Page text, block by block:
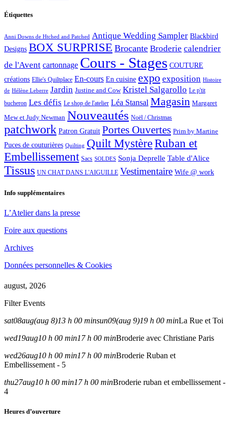
Étiquettes
Anni Downs de Htched and Patched Antique Wedding Sampler Blackbird
Designs BOX SURPRISE Brocante Broderie calendrier
de l'Avent cartonnage Cours - Stages COUTURE
créations Ellie's Quiltplace En-cours En cuisine expo exposition Histoire
de Hélène Leberre Jardin Justine and Cow Kristel Salgarollo Le p'tit
bucheron Les défis Le shop de l'atelier Léa Stansal Magasin Margaret
Mew et Judy Newman Nouveautés Noël / Christmas
patchwork Patron Gratuit Portes Ouvertes Prim by Martine
Puces de couturières Quilting Quilt MystèreRuban et
Embellissement Sacs SOLDES Sonja Deprelle Table d'Alice
Tissus UN CHAT DANS L'AIGUILLE Vestimentaire Wife @ work
Info supplémentaires
L’Atelier dans la presse
Foire aux questions
Archives
Données personnelles & Cookies
august, 2026
Filter Events
sat08aug(aug 8)13 h 00 minsun09(aug 9)19 h 00 minLa Rue et Toi
wed19aug10 h 00 min17 h 00 minBroderie avec Christiane Paris
wed26aug10 h 00 min17 h 00 minBroderie Ruban et
Embellissement - 5
thu27aug10 h 00 min17 h 00 minBroderie ruban et embellissement -
4
Heures d’ouverture